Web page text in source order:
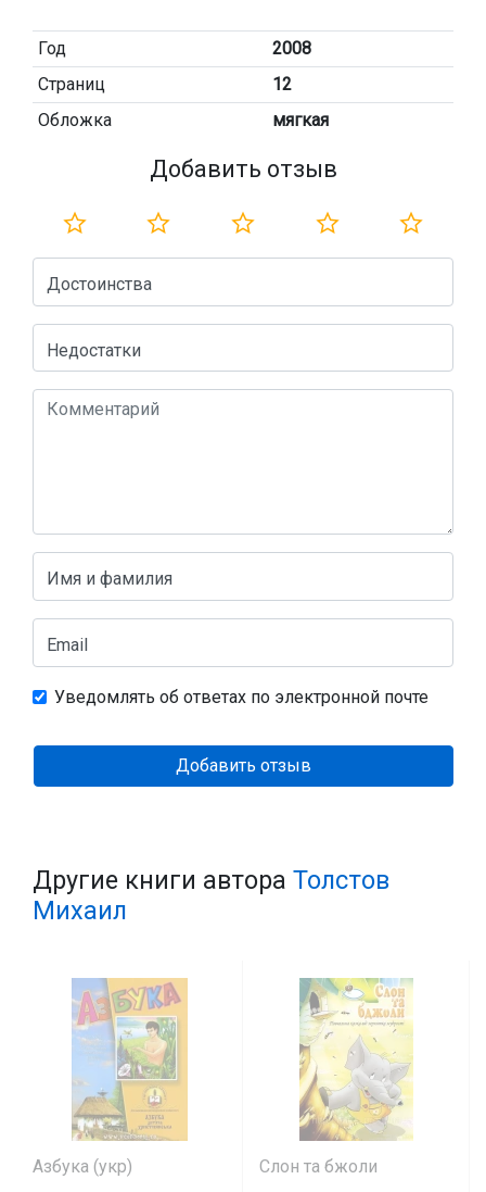
Год
2008
Страниц
12
Обложка
мягкая
Добавить отзыв
Достоинства
Недостатки
Имя и фамилия
Email
Уведомлять об ответах по электронной почте
Добавить отзыв
Другие книги автора Толстов
Михаил
Азбука (укр) Слон та бжоли